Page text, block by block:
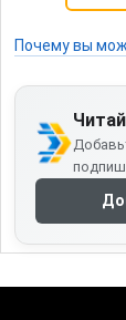
Почему вы